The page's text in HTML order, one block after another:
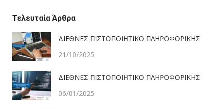
Τελευταία Άρθρα
ΔΙΕΘΝΕΣ ΠΙΣΤΟΠΟΙΗΤΙΚΟ ΠΛΗΡΟΦΟΡΙΚΗΣ
21/10/2025
ΔΙΕΘΝΕΣ ΠΙΣΤΟΠΟΙΗΤΙΚΟ ΠΛΗΡΟΦΟΡΙΚΗΣ
06/01/2025